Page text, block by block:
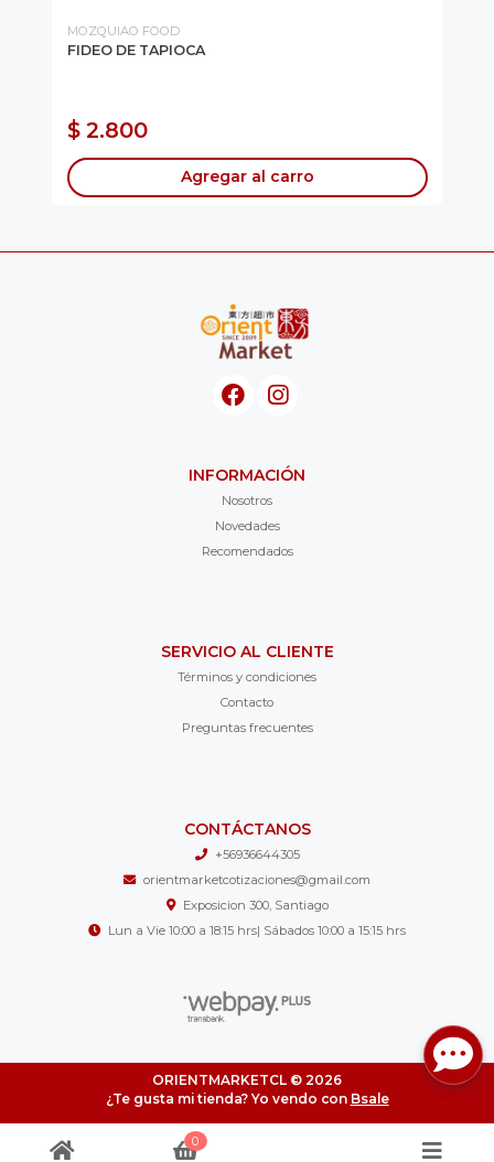
MOZQUIAO FOOD
FIDEO DE TAPIOCA
$ 2.800
Agregar al carro
INFORMACIÓN
Nosotros
Novedades
Recomendados
SERVICIO AL CLIENTE
Términos y condiciones
Contacto
Preguntas frecuentes
CONTÁCTANOS
+56936644305
orientmarketcotizaciones@gmail.com
Exposicion 300, Santiago
Lun a Vie 10:00 a 18:15 hrs| Sábados 10:00 a 15:15 hrs
ORIENTMARKETCL © 2026
¿Te gusta mi tienda? Yo vendo con Bsale
0